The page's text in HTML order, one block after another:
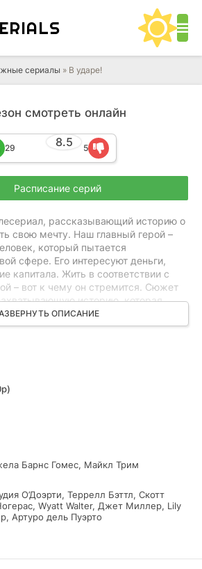
сериалы » В ударе!
смотреть онлайн
8.5
29 5
Расписание серий
рассказывающий историю о
свою мечту. Наш главный герой –
который пытается
сфере. Его интересуют деньги,
капитала. Жить в соответствии с
– вот к чему он стремится. Сюжет
историю, которая
комических моментов и серьезна,
людей легко осуществляются в
мечтах и планах все кажется проще.
ОПИСАНИЕ
Барнс Гомес, Майкл Трим
О’Доэрти, Террелл Бэттл, Скотт
Wyatt Walter, Джет Миллер, Lily
Артуро дель Пуэрто